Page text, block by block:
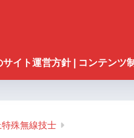
サイト運営方針 | コンテンツ
殊無線技士